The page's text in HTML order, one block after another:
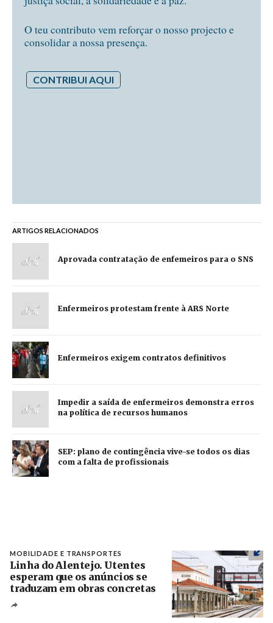
O teu contributo vem reforçar o nosso projecto e
consolidar a nossa presença.
CONTRIBUI AQUI
ARTIGOS RELACIONADOS
Aprovada contratação de enfemeiros para o SNS
Enfermeiros protestam frente à ARS Norte
Enfermeiros exigem contratos definitivos
Impedir a saída de enfermeiros demonstra erros
na política de recursos humanos
SEP: plano de contingência vive-se todos os dias
com a falta de profissionais
MOBILIDADE E TRANSPORTES
Linha do Alentejo. Utentes
esperam que os anúncios se
traduzam em obras concretas